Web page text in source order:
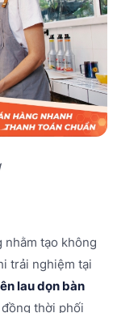
nhằm tạo không
trải nghiệm tại
lau dọn bàn
đồng thời phối